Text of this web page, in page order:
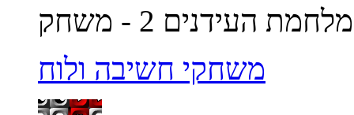
משחקי חשיבה ולוח